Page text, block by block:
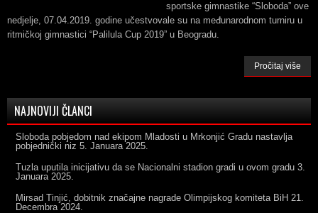
sportske gimnastike “Sloboda” ove
nedjelje, 07.04.2019. godine učestvovale su na međunarodnom turniru u
ritmičkoj gimnastici “Palilula Cup 2019” u Beogradu.
Pročitaj više
NAJNOVIJI ČLANCI
Sloboda pobjedom nad ekipom Mladosti u Mrkonjić Gradu nastavlja
pobjednički niz 5. Januara 2025.
Tuzla uputila inicijativu da se Nacionalni stadion gradi u ovom gradu 3.
Januara 2025.
Mirsad Tinjić, dobitnik značajne nagrade Olimpijskog komiteta BiH 21.
Decembra 2024.